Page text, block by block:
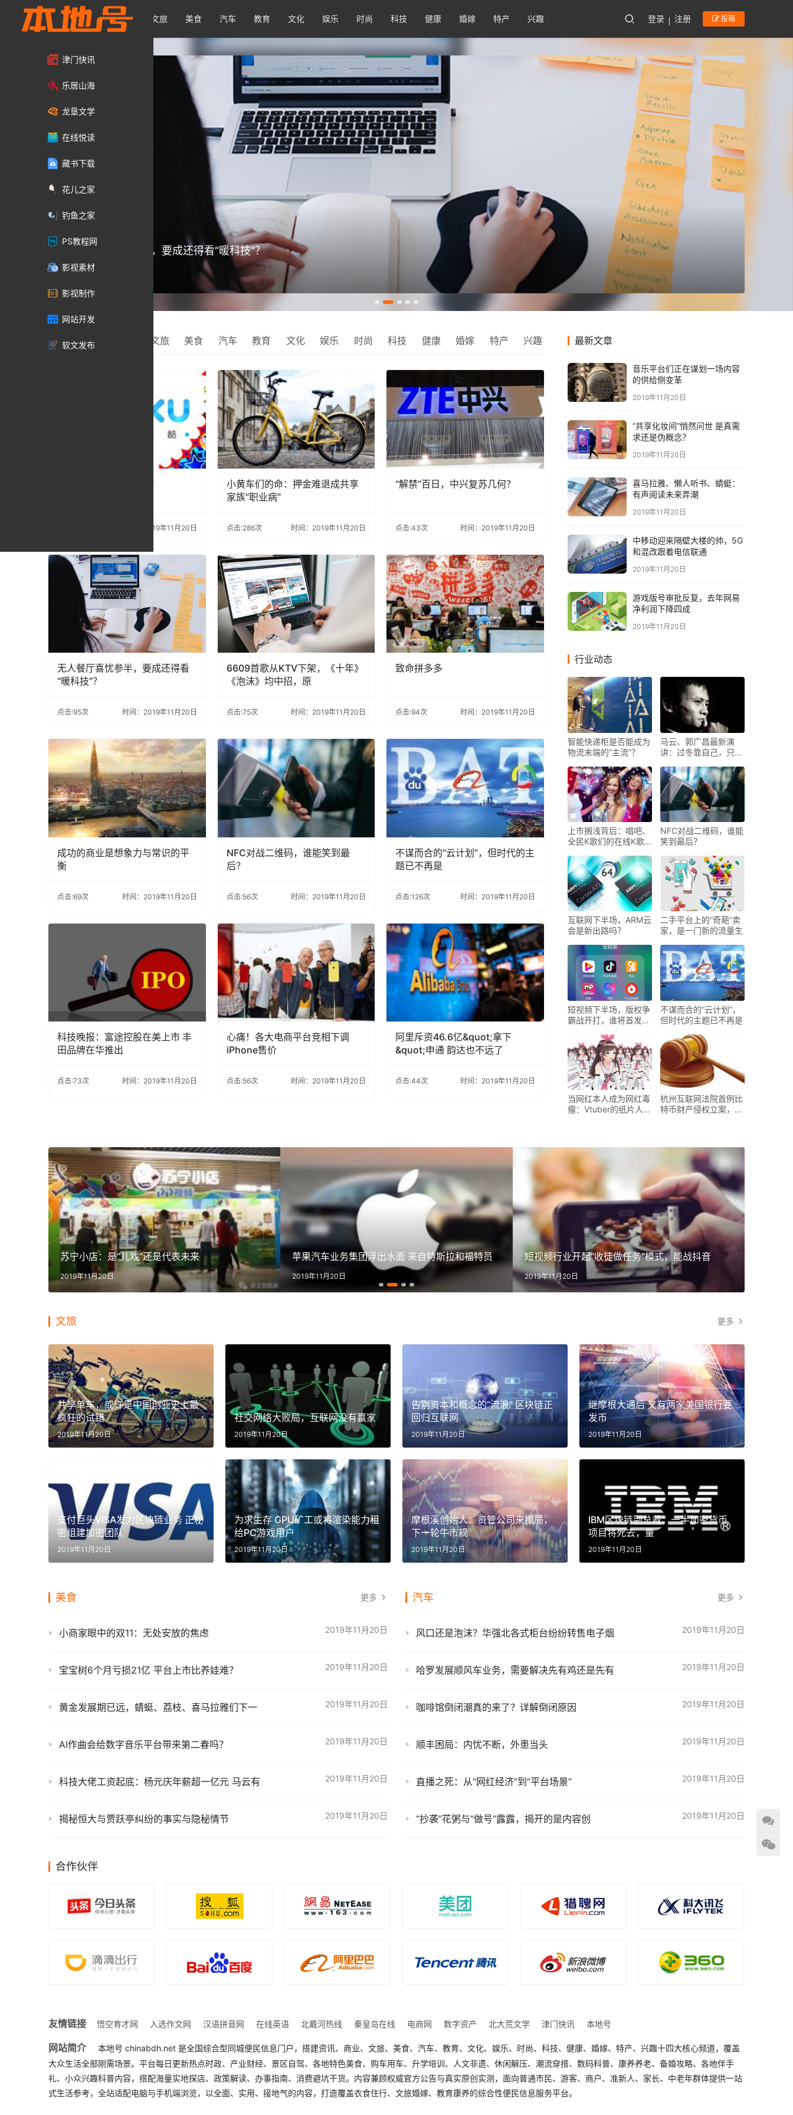
首页 资讯 商业 文旅 美食 汽车 教育 文化 娱乐 时尚 科技 健康 婚嫁 特产 兴趣 登录 注册 投稿
津门快讯
乐居山海
龙垦文学
在线悦读
藏书下载
花儿之家
钓鱼之家
PS教程网
影视素材
影视制作
网站开发
软文发布
无人餐厅喜忧参半，要成还得看“暖科技”？
2019年11月20日
推荐 资讯 文旅 美食 汽车 教育 文化 娱乐 时尚 科技 健康 婚嫁 特产 兴趣
关闭“流量”，撕掉画皮？
时间：2019年11月20日
小黄车们的命：押金难退成共享
家族“职业病”
点击:286次 时间：2019年11月20日
“解禁”百日，中兴复苏几何？
点击:43次 时间：2019年11月20日
无人餐厅喜忧参半，要成还得看
“暖科技”？
点击:95次 时间：2019年11月20日
6609首歌从KTV下架，《十年》
《泡沫》均中招，原
点击:75次 时间：2019年11月20日
致命拼多多
点击:94次 时间：2019年11月20日
成功的商业是想象力与常识的平
衡
点击:69次 时间：2019年11月20日
NFC对战二维码，谁能笑到最
后？
点击:56次 时间：2019年11月20日
不谋而合的“云计划”，但时代的主
题已不再是
点击:126次 时间：2019年11月20日
科技晚报：富途控股在美上市 丰
田品牌在华推出
点击:73次 时间：2019年11月20日
心痛！各大电商平台竞相下调
iPhone售价
点击:56次 时间：2019年11月20日
阿里斥资46.6亿&quot;拿下
&quot;申通 韵达也不远了
点击:44次 时间：2019年11月20日
最新文章
音乐平台们正在谋划一场内容
的供给侧变革
2019年11月20日
“共享化妆间”悄然问世 是真需
求还是伪概念？
2019年11月20日
喜马拉雅、懒人听书、蜻蜓：
有声阅读未来弄潮
2019年11月20日
中移动迎来隔壁大楼的帅，5G
和混改跟着电信联通
2019年11月20日
游戏版号审批反复，去年网易
净利润下降四成
2019年11月20日
行业动态
智能快递柜是否能成为
物流末端的“主流”？
马云、郭广昌最新演
讲：过冬靠自己，只有
上市搁浅背后：唱吧、
全民K歌们的在线K歌
NFC对战二维码，谁能
笑到最后？
互联网下半场，ARM云
会是新出路吗？
二手平台上的“奇葩”卖
家，是一门新的流量生
短视频下半场，版权争
霸战开打，谁将首发
不谋而合的“云计划”，
但时代的主题已不再是
当网红本人成为网红毒
瘤：Vtuber的纸片人模
杭州互联网法院首例比
特币财产侵权立案，虚
苏宁小店：是“儿戏”还是代表未来
2019年11月20日
苹果汽车业务集团浮出水面 来自特斯拉和福特员
2019年11月20日
短视频行业开起“收徒做任务”模式，能战抖音
2019年11月20日
文旅 更多
共享单车，或许是中国创业史上最
疯狂的试错
2019年11月20日
社交网络大败局，互联网没有赢家
2019年11月20日
告别资本和概念的“流浪” 区块链正
回归互联网
2019年11月20日
继摩根大通后 又有两家美国银行要
发币
2019年11月20日
支付巨头VISA发力区块链业务 正秘
密组建加密团队
2019年11月20日
为求生存 GPU矿工或将渲染能力租
给PC游戏用户
2019年11月20日
摩根溪创始人：资管公司来搅局，
下一轮牛市规
2019年11月20日
IBM区块链副总裁：一半加密货币
项目将死去，量
2019年11月20日
美食 更多
2019年11月20日
小商家眼中的双11：无处安放的焦虑
2019年11月20日
宝宝树6个月亏损21亿 平台上市比养娃难？
2019年11月20日
黄金发展期已远，蜻蜓、荔枝、喜马拉雅们下一
2019年11月20日
AI作曲会给数字音乐平台带来第二春吗？
2019年11月20日
科技大佬工资起底：杨元庆年薪超一亿元 马云有
2019年11月20日
揭秘恒大与贾跃亭纠纷的事实与隐秘情节
汽车 更多
2019年11月20日
风口还是泡沫？华强北各式柜台纷纷转售电子烟
2019年11月20日
哈罗发展顺风车业务，需要解决先有鸡还是先有
2019年11月20日
咖啡馆倒闭潮真的来了？详解倒闭原因
2019年11月20日
顺丰困局：内忧不断，外患当头
2019年11月20日
直播之死：从“网红经济”到“平台场景”
2019年11月20日
“抄袭”花粥与“做号”露露，揭开的是内容创
合作伙伴
友情链接 悟空育才网 入选作文网 汉语拼音网 在线英语 北戴河热线 秦皇岛在线 电商网 数字资产 北大荒文学 津门快讯 本地号
网站简介
本地号 chinabdh.net 是全国综合型同城便民信息门户，搭建资讯、商业、文旅、美食、汽车、教育、文化、娱乐、时尚、科技、健康、婚嫁、特产、兴趣十四大核心频道，覆盖
大众生活全部刚需场景。平台每日更新热点时政、产业财经、景区自驾、各地特色美食、购车用车、升学培训、人文非遗、休闲解压、潮流穿搭、数码科普、康养养老、备婚攻略、各地伴手
礼、小众兴趣科普内容，搭配海量实地探店、政策解读、办事指南、消费避坑干货。内容兼顾权威官方公告与真实原创实测，面向普通市民、游客、商户、准新人、家长、中老年群体提供一站
式生活参考，全站适配电脑与手机端浏览，以全面、实用、接地气的内容，打造覆盖衣食住行、文旅婚嫁、教育康养的综合性便民信息服务平台。